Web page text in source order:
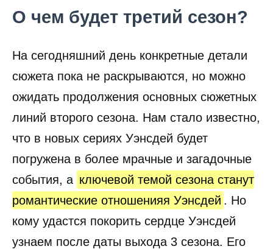
О чем будет третий сезон?
На сегодняшний день конкретные детали
сюжета пока не раскрываются, но можно
ожидать продолжения основных сюжетных
линий второго сезона. Нам стало известно,
что в новых сериях Уэнсдей будет
погружена в более мрачные и загадочные
события, а ключевой темой сезона станут
романтические отношенияя Уэнсдей . Но
кому удастся покорить сердце Уэнсдей
узнаем после даты выхода 3 сезона. Его